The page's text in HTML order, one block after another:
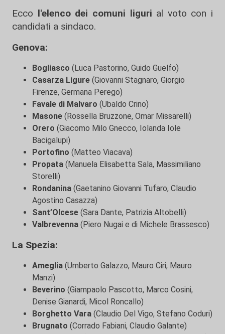
Ecco l'elenco dei comuni liguri al voto con i
candidati a sindaco.
Genova:
Bogliasco (Luca Pastorino, Guido Guelfo)
Casarza Ligure (Giovanni Stagnaro, Giorgio
Firenze, Germana Perego)
Favale di Malvaro (Ubaldo Crino)
Masone (Rossella Bruzzone, Omar Missarelli)
Orero (Giacomo Milo Gnecco, Iolanda Iole
Bacigalupi)
Portofino (Matteo Viacava)
Propata (Manuela Elisabetta Sala, Massimiliano
Storelli)
Rondanina (Gaetanino Giovanni Tufaro, Claudio
Agostino Casazza)
Sant’Olcese (Sara Dante, Patrizia Altobelli)
Valbrevenna (Piero Nugai e di Michele Brassesco)
La Spezia:
Ameglia (Umberto Galazzo, Mauro Ciri, Mauro
Manzi)
Beverino (Giampaolo Pascotto, Marco Cosini,
Denise Gianardi, Micol Roncallo)
Borghetto Vara (Claudio Del Vigo, Stefano Coduri)
Brugnato (Corrado Fabiani, Claudio Galante)